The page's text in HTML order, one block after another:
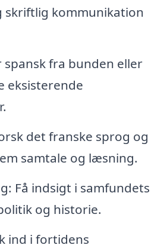
skriftlig kommunikation
spansk fra bunden eller
eksisterende
det franske sprog og
samtale og læsning.
Få indsigt i samfundets
og historie.
ind i fortidens